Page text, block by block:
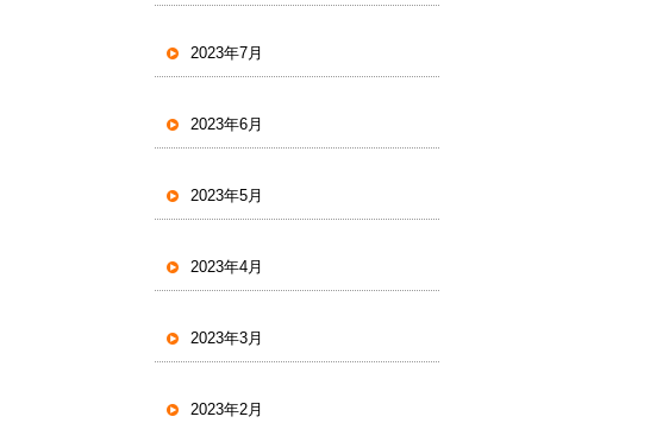
2023年7月
2023年6月
2023年5月
2023年4月
2023年3月
2023年2月